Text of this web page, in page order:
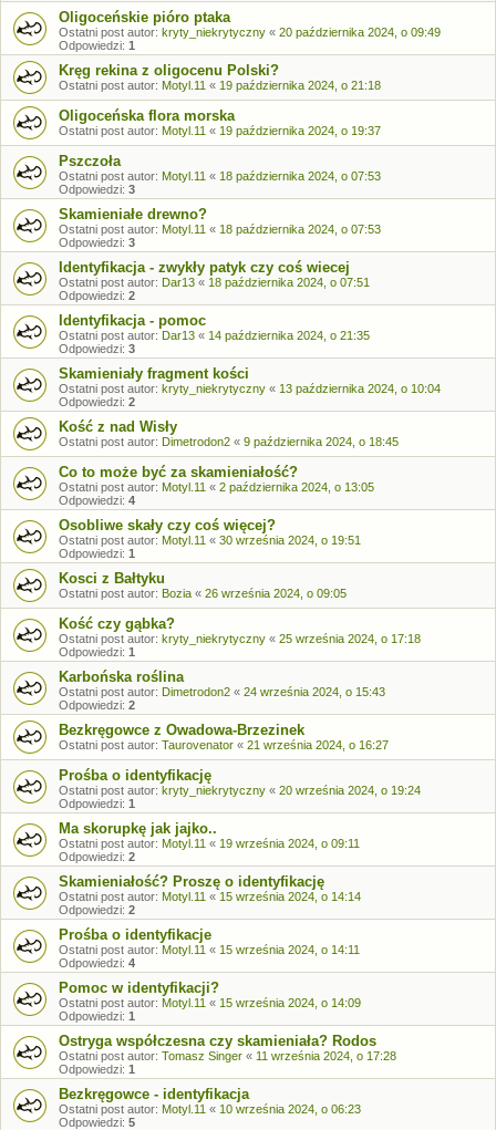
Oligoceńskie pióro ptaka
Ostatni post autor: kryty_niekrytyczny « 20 października 2024, o 09:49
Odpowiedzi: 1
Kręg rekina z oligocenu Polski?
Ostatni post autor: Motyl.11 « 19 października 2024, o 21:18
Oligoceńska flora morska
Ostatni post autor: Motyl.11 « 19 października 2024, o 19:37
Pszczoła
Ostatni post autor: Motyl.11 « 18 października 2024, o 07:53
Odpowiedzi: 3
Skamieniałe drewno?
Ostatni post autor: Motyl.11 « 18 października 2024, o 07:53
Odpowiedzi: 3
Identyfikacja - zwykły patyk czy coś wiecej
Ostatni post autor: Dar13 « 18 października 2024, o 07:51
Odpowiedzi: 2
Identyfikacja - pomoc
Ostatni post autor: Dar13 « 14 października 2024, o 21:35
Odpowiedzi: 3
Skamieniały fragment kości
Ostatni post autor: kryty_niekrytyczny « 13 października 2024, o 10:04
Odpowiedzi: 2
Kość z nad Wisły
Ostatni post autor: Dimetrodon2 « 9 października 2024, o 18:45
Co to może być za skamieniałość?
Ostatni post autor: Motyl.11 « 2 października 2024, o 13:05
Odpowiedzi: 4
Osobliwe skały czy coś więcej?
Ostatni post autor: Motyl.11 « 30 września 2024, o 19:51
Odpowiedzi: 1
Kosci z Bałtyku
Ostatni post autor: Bozia « 26 września 2024, o 09:05
Kość czy gąbka?
Ostatni post autor: kryty_niekrytyczny « 25 września 2024, o 17:18
Odpowiedzi: 1
Karbońska roślina
Ostatni post autor: Dimetrodon2 « 24 września 2024, o 15:43
Odpowiedzi: 2
Bezkręgowce z Owadowa-Brzezinek
Ostatni post autor: Taurovenator « 21 września 2024, o 16:27
Prośba o identyfikację
Ostatni post autor: kryty_niekrytyczny « 20 września 2024, o 19:24
Odpowiedzi: 1
Ma skorupkę jak jajko..
Ostatni post autor: Motyl.11 « 19 września 2024, o 09:11
Odpowiedzi: 2
Skamieniałość? Proszę o identyfikację
Ostatni post autor: Motyl.11 « 15 września 2024, o 14:14
Odpowiedzi: 2
Prośba o identyfikacje
Ostatni post autor: Motyl.11 « 15 września 2024, o 14:11
Odpowiedzi: 4
Pomoc w identyfikacji?
Ostatni post autor: Motyl.11 « 15 września 2024, o 14:09
Odpowiedzi: 1
Ostryga współczesna czy skamieniała? Rodos
Ostatni post autor: Tomasz Singer « 11 września 2024, o 17:28
Odpowiedzi: 1
Bezkręgowce - identyfikacja
Ostatni post autor: Motyl.11 « 10 września 2024, o 06:23
Odpowiedzi: 5